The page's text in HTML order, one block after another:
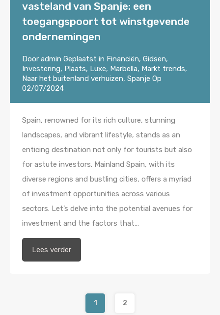
vasteland van Spanje: een
toegangspoort tot winstgevende
ondernemingen
Door admin Geplaatst in Financiën, Gidsen,
Investering, Plaats, Luxe, Marbella, Markt trends,
Naar het buitenland verhuizen, Spanje Op
02/07/2024
Spain, renowned for its rich culture, stunning
landscapes, and vibrant lifestyle, stands as an
enticing destination not only for tourists but also
for astute investors. Mainland Spain, with its
diverse regions and bustling cities, offers a myriad
of investment opportunities across various
sectors. Let’s delve into the potential avenues for
investment and the factors that…
Lees verder
1 2